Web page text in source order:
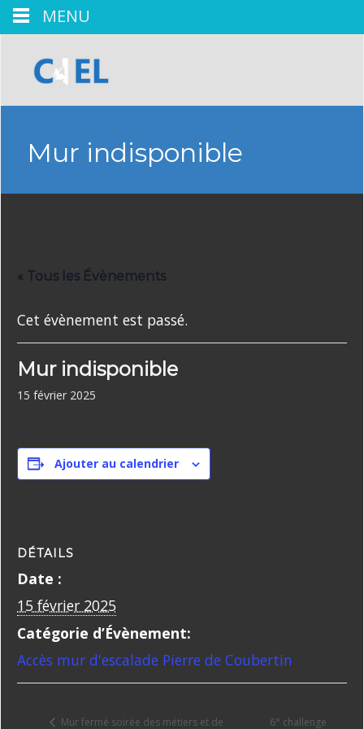
Mur indisponible
« Tous les Évènements
Cet évènement est passé.
Mur indisponible
15 février 2025
Ajouter au calendrier
DÉTAILS
Date :
15 février 2025
Catégorie d’Évènement:
Accès mur d'escalade Pierre de Coubertin
Mur fermé soirée des métiers et de 6° challenge
MENU